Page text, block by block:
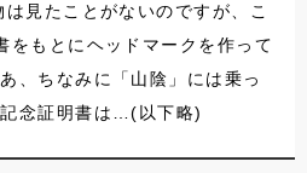
見たことがないのですが、こ
をもとにヘッドマークを作って
、ちなみに「山陰」には乗っ
念証明書は…(以下略)